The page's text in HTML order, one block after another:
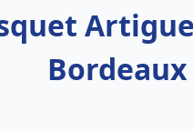
Bordeaux